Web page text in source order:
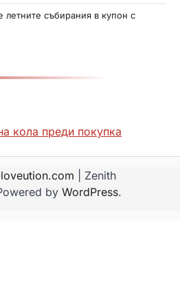
летните събирания в купон с
кола преди покупка
| Zenith
by WordPress.